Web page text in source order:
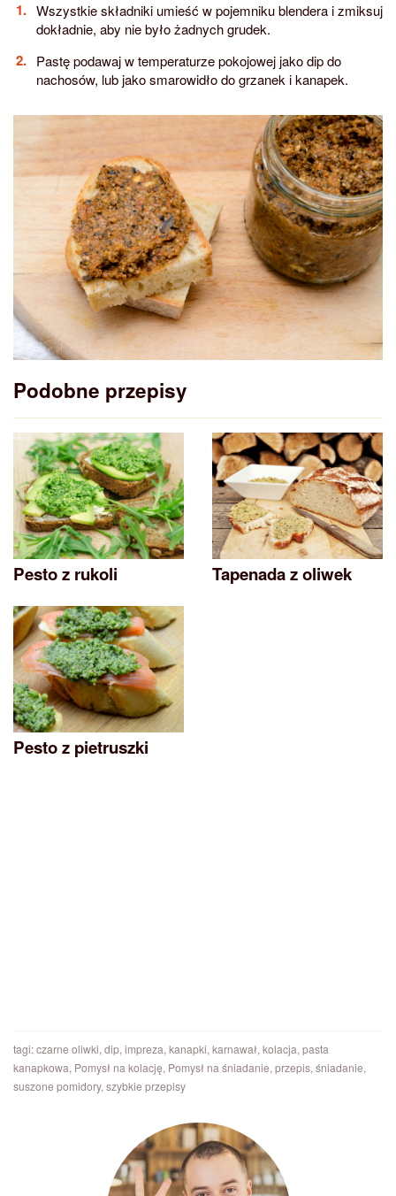
Wszystkie składniki umieść w pojemniku blendera i zmiksuj
dokładnie, aby nie było żadnych grudek.
Pastę podawaj w temperaturze pokojowej jako dip do
nachosów, lub jako smarowidło do grzanek i kanapek.
Podobne przepisy
Pesto z rukoli Tapenada z oliwek
Pesto z pietruszki
tagi:czarne oliwki,dip,impreza,kanapki,karnawał,kolacja,pasta
kanapkowa, Pomysł na kolację, Pomysł na śniadanie,przepis,śniadanie,
suszone pomidory,szybkie przepisy